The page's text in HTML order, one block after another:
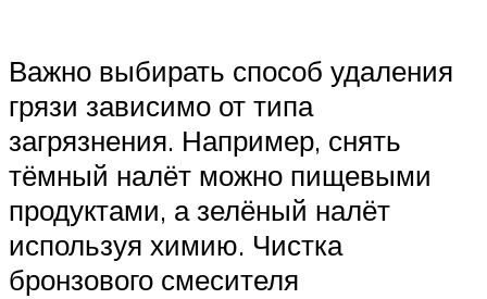
Важно выбирать способ удаления
грязи зависимо от типа
загрязнения. Например, снять
тёмный налёт можно пищевыми
продуктами, а зелёный налёт
используя химию. Чистка
бронзового смесителя